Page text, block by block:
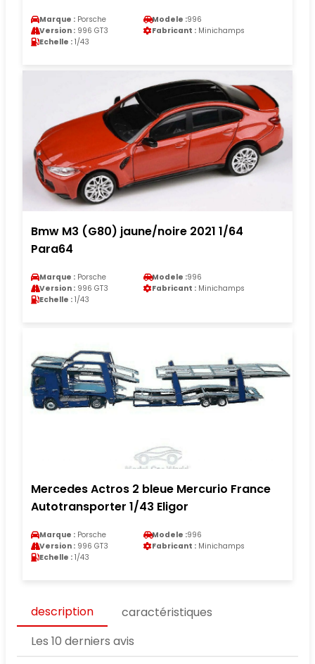
Marque : Porsche Modele :996
Version : 996 GT3 Fabricant : Minichamps
Echelle : 1/43
Bmw M3 (G80) jaune/noire 2021 1/64
Para64
Marque : Porsche Modele :996
Version : 996 GT3 Fabricant : Minichamps
Echelle : 1/43
Mercedes Actros 2 bleue Mercurio France
Autotransporter 1/43 Eligor
Marque : Porsche Modele :996
Version : 996 GT3 Fabricant : Minichamps
Echelle : 1/43
description
caractéristiques
Les 10 derniers avis